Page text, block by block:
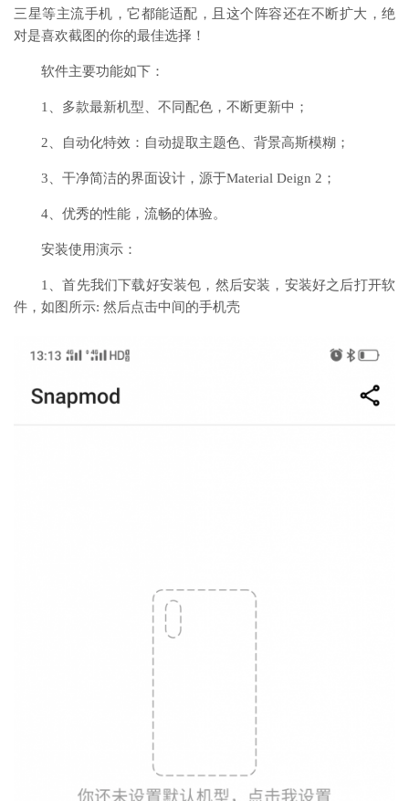
三星等主流手机，它都能适配，且这个阵容还在不断扩大，绝
对是喜欢截图的你的最佳选择！
软件主要功能如下：
1、多款最新机型、不同配色，不断更新中；
2、自动化特效：自动提取主题色、背景高斯模糊；
3、干净简洁的界面设计，源于Material Deign 2；
4、优秀的性能，流畅的体验。
安装使用演示：
1、首先我们下载好安装包，然后安装，安装好之后打开软
件，如图所示: 然后点击中间的手机壳